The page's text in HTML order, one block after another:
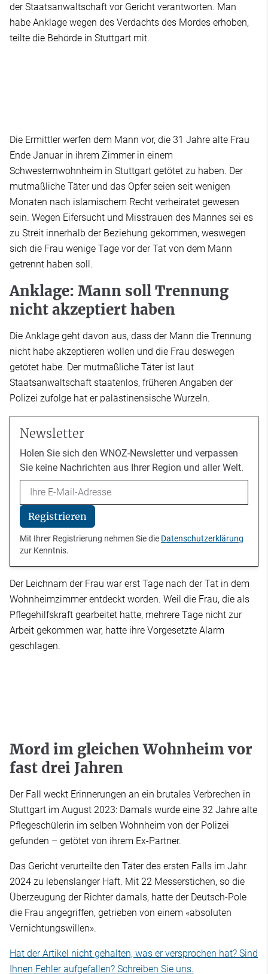
der Staatsanwaltschaft vor Gericht verantworten. Man
habe Anklage wegen des Verdachts des Mordes erhoben,
teilte die Behörde in Stuttgart mit.
Die Ermittler werfen dem Mann vor, die 31 Jahre alte Frau
Ende Januar in ihrem Zimmer in einem
Schwesternwohnheim in Stuttgart getötet zu haben. Der
mutmaßliche Täter und das Opfer seien seit wenigen
Monaten nach islamischem Recht verheiratet gewesen
sein. Wegen Eifersucht und Misstrauen des Mannes sei es
zu Streit innerhalb der Beziehung gekommen, weswegen
sich die Frau wenige Tage vor der Tat von dem Mann
getrennt haben soll.
Anklage: Mann soll Trennung
nicht akzeptiert haben
Die Anklage geht davon aus, dass der Mann die Trennung
nicht habe akzeptieren wollen und die Frau deswegen
getötet habe. Der mutmaßliche Täter ist laut
Staatsanwaltschaft staatenlos, früheren Angaben der
Polizei zufolge hat er palästinensische Wurzeln.
Newsletter
Holen Sie sich den WNOZ-Newsletter und verpassen
Sie keine Nachrichten aus Ihrer Region und aller Welt.
Email
Registrieren
Mit Ihrer Registrierung nehmen Sie die Datenschutzerklärung
zur Kenntnis.
Der Leichnam der Frau war erst Tage nach der Tat in dem
Wohnheimzimmer entdeckt worden. Weil die Frau, die als
Pflegehilfskraft gearbeitet hatte, mehrere Tage nicht zur
Arbeit gekommen war, hatte ihre Vorgesetzte Alarm
geschlagen.
Mord im gleichen Wohnheim vor
fast drei Jahren
Der Fall weckt Erinnerungen an ein brutales Verbrechen in
Stuttgart im August 2023: Damals wurde eine 32 Jahre alte
Pflegeschülerin im selben Wohnheim von der Polizei
gefunden – getötet von ihrem Ex-Partner.
Das Gericht verurteilte den Täter des ersten Falls im Jahr
2024 zu lebenslanger Haft. Mit 22 Messerstichen, so die
Überzeugung der Richter damals, hatte der Deutsch-Pole
die Frau angegriffen, getrieben von einem «absoluten
Vernichtungswillen».
Hat der Artikel nicht gehalten, was er versprochen hat? Sind
Ihnen Fehler aufgefallen? Schreiben Sie uns.